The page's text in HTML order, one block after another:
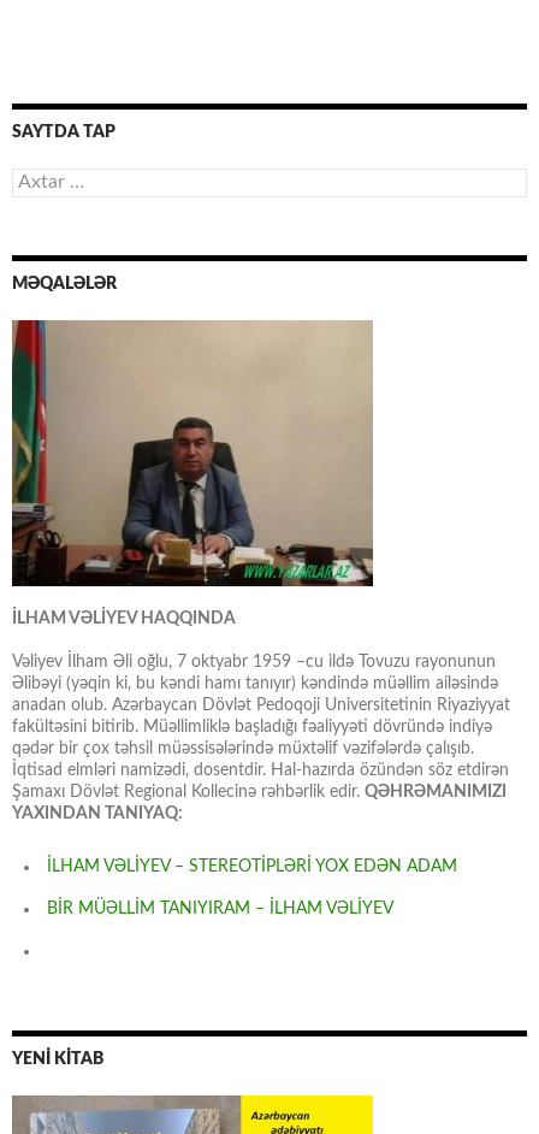
SAYTDA TAP
Axtarış:
MƏQALƏLƏR
İLHAM VƏLİYEV HAQQINDA
Vəliyev İlham Əli oğlu, 7 oktyabr 1959 –cu ildə Tovuzu rayonunun
Əlibəyi (yəqin ki, bu kəndi hamı tanıyır) kəndində müəllim ailəsində
anadan olub. Azərbaycan Dövlət Pedoqoji Universitetinin Riyaziyyat
fakültəsini bitirib. Müəllimliklə başladığı fəaliyyəti dövründə indiyə
qədər bir çox təhsil müəssisələrində müxtəlif vəzifələrdə çalışıb.
İqtisad elmləri namizədi, dosentdir. Hal-hazırda özündən söz etdirən
Şamaxı Dövlət Regional Kollecinə rəhbərlik edir. QƏHRƏMANIMIZI
YAXINDAN TANIYAQ:
İLHAM VƏLİYEV – STEREOTİPLƏRİ YOX EDƏN ADAM
BİR MÜƏLLİM TANIYIRAM – İLHAM VƏLİYEV
YENİ KİTAB